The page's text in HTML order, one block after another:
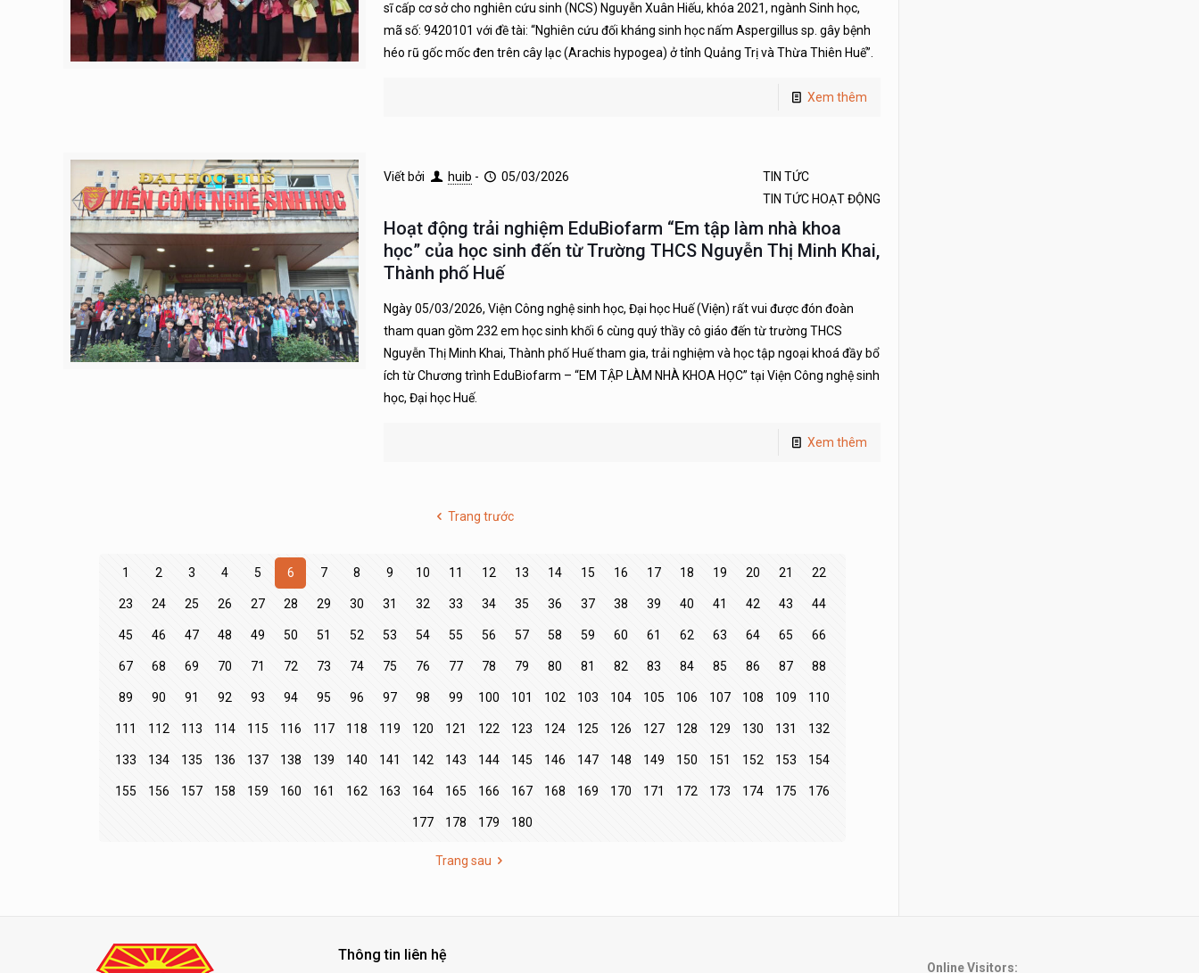
sĩ cấp cơ sở cho nghiên cứu sinh (NCS) Nguyễn Xuân Hiếu, khóa 2021, ngành Sinh học,
mã số: 9420101 với đề tài: “Nghiên cứu đối kháng sinh học nấm Aspergillus sp. gây bệnh
héo rũ gốc mốc đen trên cây lạc (Arachis hypogea) ở tỉnh Quảng Trị và Thừa Thiên Huế”.
Xem thêm
Viết bởi huib - 05/03/2026
TIN TỨC
TIN TỨC HOẠT ĐỘNG
Hoạt động trải nghiệm EduBiofarm “Em tập làm nhà khoa
học” của học sinh đến từ Trường THCS Nguyễn Thị Minh Khai,
Thành phố Huế
Ngày 05/03/2026, Viện Công nghệ sinh học, Đại học Huế (Viện) rất vui được đón đoàn
tham quan gồm 232 em học sinh khối 6 cùng quý thầy cô giáo đến từ trường THCS
Nguyễn Thị Minh Khai, Thành phố Huế tham gia, trải nghiệm và học tập ngoại khoá đầy bổ
ích từ Chương trình EduBiofarm – “EM TẬP LÀM NHÀ KHOA HỌC” tại Viện Công nghệ sinh
học, Đại học Huế.
Xem thêm
Trang trước
1 2 3 4 5 6 7 8 9 10 11 12 13 14 15 16 17 18 19 20 21 22
23 24 25 26 27 28 29 30 31 32 33 34 35 36 37 38 39 40 41 42 43 44
45 46 47 48 49 50 51 52 53 54 55 56 57 58 59 60 61 62 63 64 65 66
67 68 69 70 71 72 73 74 75 76 77 78 79 80 81 82 83 84 85 86 87 88
89 90 91 92 93 94 95 96 97 98 99 100 101 102 103 104 105 106 107 108 109 110
111 112 113 114 115 116 117 118 119 120 121 122 123 124 125 126 127 128 129 130 131 132
133 134 135 136 137 138 139 140 141 142 143 144 145 146 147 148 149 150 151 152 153 154
155 156 157 158 159 160 161 162 163 164 165 166 167 168 169 170 171 172 173 174 175 176
177 178 179 180
Trang sau
Thông tin liên hệ
Online Visitors: